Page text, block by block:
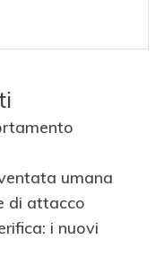
umana
di attacco
i nuovi